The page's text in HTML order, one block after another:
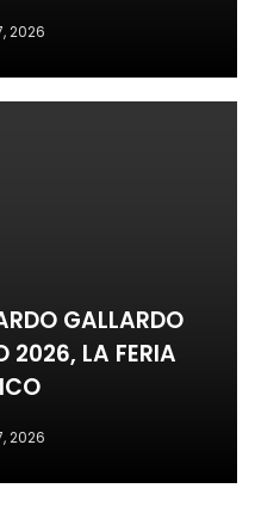
2026
GALLARDO
2026, LA FERIA
2026